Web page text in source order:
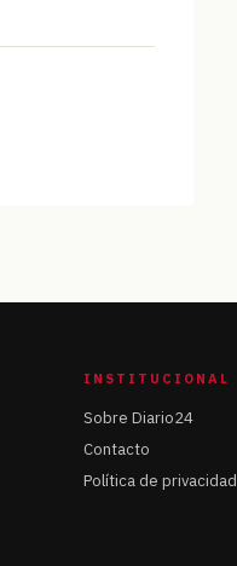
INSTITUCIONAL
Sobre Diario24
Contacto
Política de privacidad